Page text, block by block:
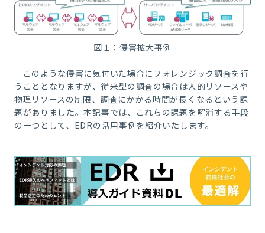
図１：侵害拡大事例
このような侵害に気付いた場合にフォレンジック調査を行
うこととなりますが、従来型の調査の場合は人的リソースや
物理リソースの制限、調査にかかる時間が長くなるという課
題がありました。本記事では、これらの課題を解消する手段
の一つとして、EDRの活用事例を紹介いたします。